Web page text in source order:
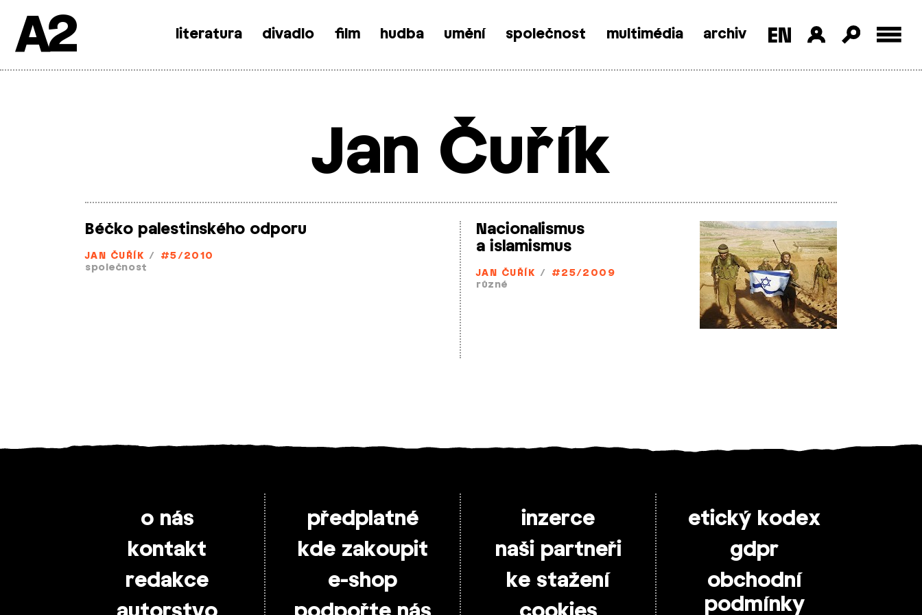
SkipA2 literatura divadlo film hudba umění společnost multimédia archiv
Jan Čuřík
Béčko palestinského odporu
JAN ČUŘÍK /
#5/2010
společnost
Nacionalismus
a islamismus
JAN ČUŘÍK /
#25/2009
různé
o nás
kontakt
redakce
předplatné
kde zakoupit
e-shop
inzerce
naši partneři
ke stažení
etický kodex
gdpr
obchodní
podmínky